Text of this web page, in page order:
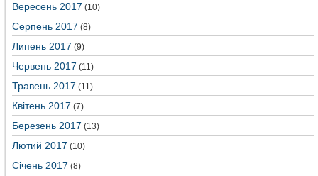
Вересень 2017 (10)
Серпень 2017 (8)
Липень 2017 (9)
Червень 2017 (11)
Травень 2017 (11)
Квітень 2017 (7)
Березень 2017 (13)
Лютий 2017 (10)
Січень 2017 (8)